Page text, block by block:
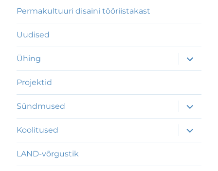
Permakultuuri disaini tööriistakast
Uudised
Ühing
laienda
Projektid
Sündmused
laienda
Koolitused
laienda
LAND-võrgustik